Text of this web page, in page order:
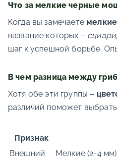
Что за мелкие черные
Когда вы замечаете
название которых –
шаг к успешной борьбе.
В чем разница между
Хотя обе эти группы –
различий поможет
Признак
Внешний
Мелкие (2-4